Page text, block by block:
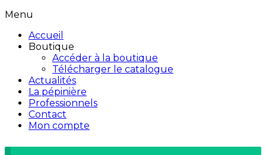
Menu
Accueil
Boutique
Accéder à la boutique
Télécharger le catalogue
Actualités
La pépinière
Professionnels
Contact
Mon compte